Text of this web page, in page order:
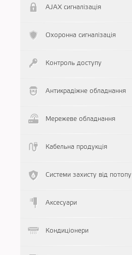
AJAX сигналізація
Охоронна сигналізація
Контроль доступу
Антикрадіжне обладнання
Мережеве обладнання
Кабельна продукція
Системи захисту від потопу
Аксесуари
Кондиціонери